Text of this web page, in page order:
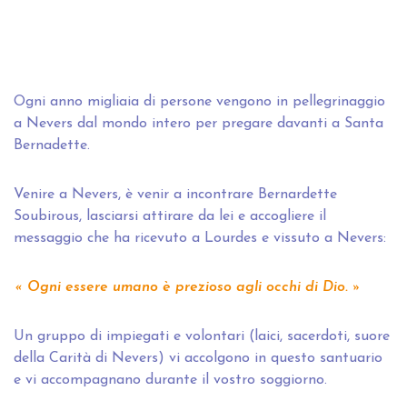
Ogni anno migliaia di persone vengono in pellegrinaggio
a Nevers dal mondo intero per pregare davanti a Santa
Bernadette.
Venire a Nevers, è venir a incontrare Bernardette
Soubirous, lasciarsi attirare da lei e accogliere il
messaggio che ha ricevuto a Lourdes e vissuto a Nevers:
Ogni essere umano è prezioso agli occhi di Dio.
Un gruppo di impiegati e volontari (laici, sacerdoti, suore
della Carità di Nevers) vi accolgono in questo santuario
e vi accompagnano durante il vostro soggiorno.